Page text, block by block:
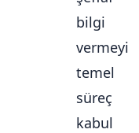
bilgi
vermeyi
temel
süreç
kabul